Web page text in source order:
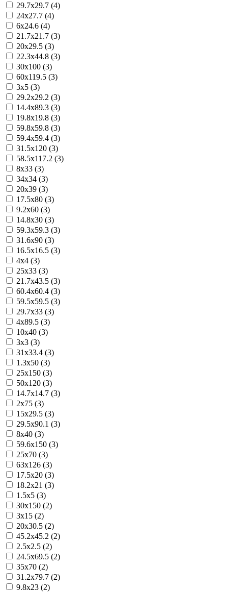
29.7x29.7 (4)
24x27.7 (4)
6x24.6 (4)
21.7x21.7 (3)
20x29.5 (3)
22.3x44.8 (3)
30x100 (3)
60x119.5 (3)
3x5 (3)
29.2x29.2 (3)
14.4x89.3 (3)
19.8x19.8 (3)
59.8x59.8 (3)
59.4x59.4 (3)
31.5x120 (3)
58.5x117.2 (3)
8x33 (3)
34x34 (3)
20x39 (3)
17.5x80 (3)
9.2x60 (3)
14.8x30 (3)
59.3x59.3 (3)
31.6x90 (3)
16.5x16.5 (3)
4x4 (3)
25x33 (3)
21.7x43.5 (3)
60.4x60.4 (3)
59.5x59.5 (3)
29.7x33 (3)
4x89.5 (3)
10x40 (3)
3x3 (3)
31x33.4 (3)
1.3x50 (3)
25x150 (3)
50x120 (3)
14.7x14.7 (3)
2x75 (3)
15x29.5 (3)
29.5x90.1 (3)
8x40 (3)
59.6x150 (3)
25x70 (3)
63x126 (3)
17.5x20 (3)
18.2x21 (3)
1.5x5 (3)
30x150 (2)
3x15 (2)
20x30.5 (2)
45.2x45.2 (2)
2.5x2.5 (2)
24.5x69.5 (2)
35x70 (2)
31.2x79.7 (2)
9.8x23 (2)